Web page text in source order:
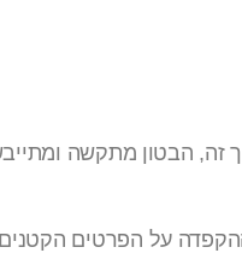
הבטון מתקשה
על הפרטים